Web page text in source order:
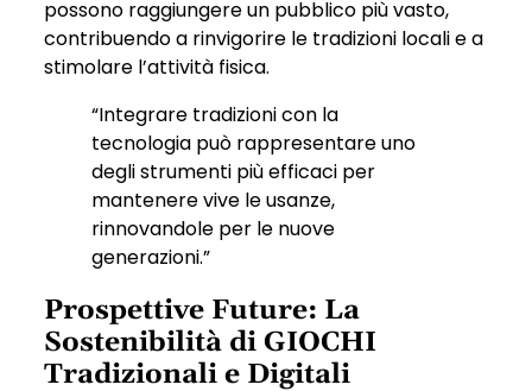
possono raggiungere un pubblico più vasto,
contribuendo a rinvigorire le tradizioni locali e a
stimolare l’attività fisica.
“Integrare tradizioni con la
tecnologia può rappresentare uno
degli strumenti più efficaci per
mantenere vive le usanze,
rinnovandole per le nuove
generazioni.”
Prospettive Future: La
Sostenibilità di GIOCHI
Tradizionali e Digitali